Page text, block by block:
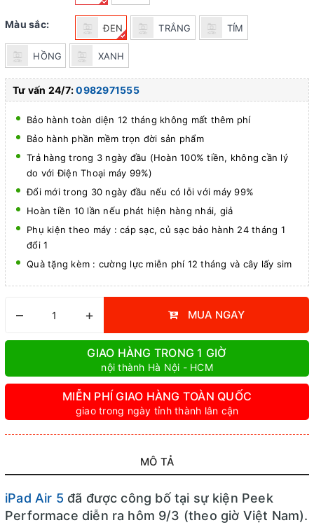
Màu sắc: ĐEN TRẮNG TÍM
HỒNG XANH
Tư vấn 24/7:0982971555
Bảo hành toàn diện 12 tháng không mất thêm phí
Bảo hành phần mềm trọn đời sản phẩm
Trả hàng trong 3 ngày đầu (Hoàn 100% tiền, không cần lý
do với Điện Thoại máy 99%)
Đổi mới trong 30 ngày đầu nếu có lỗi với máy 99%
Hoàn tiền 10 lần nếu phát hiện hàng nhái, giả
Phụ kiện theo máy : cáp sạc, củ sạc bảo hành 24 tháng 1
đổi 1
Quà tặng kèm : cường lực miễn phí 12 tháng và cây lấy sim
– + MUA NGAY
GIAO HÀNG TRONG 1 GIỜ
nội thành Hà Nội - HCM
MIỄN PHÍ GIAO HÀNG TOÀN QUỐC
giao trong ngày tỉnh thành lân cận
MÔ TẢ
iPad Air 5 đã được công bố tại sự kiện Peek
Performace diễn ra hôm 9/3 (theo giờ Việt Nam).